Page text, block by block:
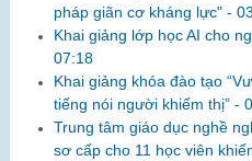
pháp giãn cơ kháng lực" -
Khai giảng lớp học AI cho
07:18
Khai giảng khóa đào tạo
tiếng nói người khiếm thị” -
Trung tâm giáo dục nghề
sơ cấp cho 11 học viên